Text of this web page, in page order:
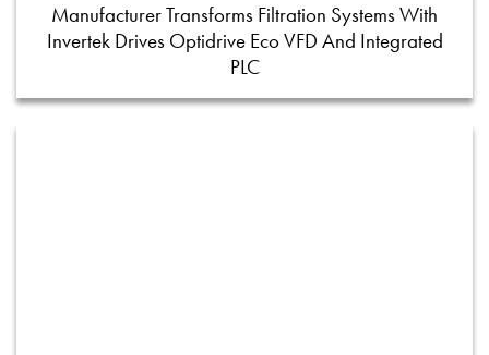
Manufacturer Transforms Filtration Systems With
Invertek Drives Optidrive Eco VFD And Integrated
PLC